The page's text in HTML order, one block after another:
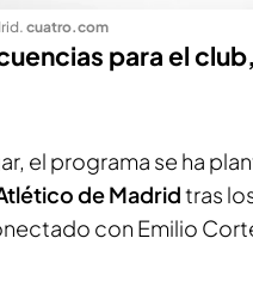
. cuatro.com
para el
el programa se ha
de Madridtras
con Emilio